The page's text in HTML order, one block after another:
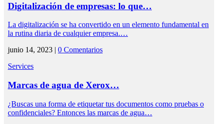
Digitalización de empresas: lo que…
La digitalización se ha convertido en un elemento fundamental en
la rutina diaria de cualquier empresa.…
junio 14, 2023 | 0 Comentarios
Services
Marcas de agua de Xerox…
¿Buscas una forma de etiquetar tus documentos como pruebas o
confidenciales? Entonces las marcas de agua…